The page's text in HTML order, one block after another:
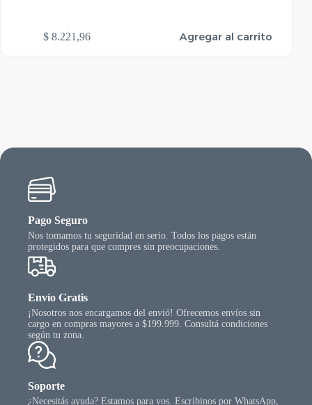
$ 8.221,96 Agregar al carrito
Pago Seguro
Nos tomamos tu seguridad en serio. Todos los pagos están
protegidos para que compres sin preocupaciones.
Envío Gratis
¡Nosotros nos encargamos del envió! Ofrecemos envíos sin
cargo en compras mayores a $199.999. Consultá condiciones
según tu zona.
Soporte
¿Necesitás ayuda? Estamos para vos. Escribinos por WhatsApp,